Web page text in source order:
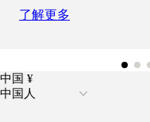
了解更多
中国 ¥
中国人